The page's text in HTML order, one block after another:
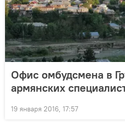
Офис омбудсмена в
армянских
19 января 2016, 17:57